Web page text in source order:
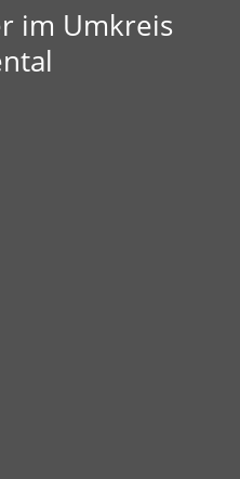
im Umkreis